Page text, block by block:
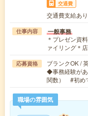
交通費
交通費支給あり
仕事内容 一般事務
＊プレゼン資
ァイリング＊
応募資格
ブランクOK /
◆事務経験が
関数） #初め
職場の雰囲気